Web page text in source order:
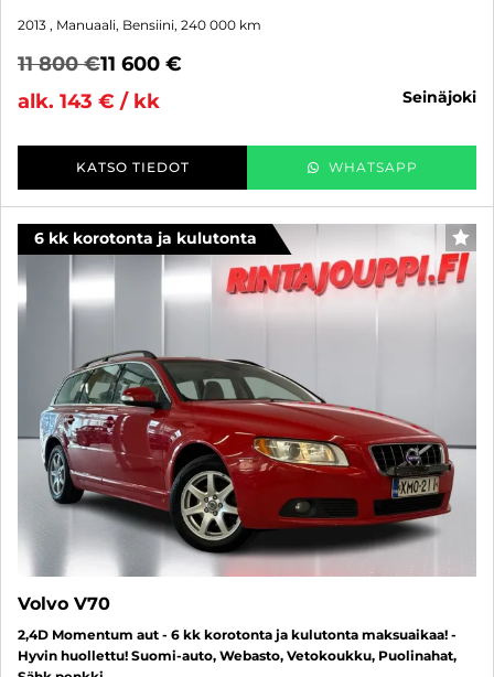
2013 , Manuaali, Bensiini, 240 000 km
11 800 €11 600 €
alk. 143 € / kk
seinäjoki
KATSO TIEDOT WHATSAPP
6 kk korotonta ja kulutonta
Volvo V70
2,4D Momentum aut - 6 kk korotonta ja kulutonta maksuaikaa! -
Hyvin huollettu! Suomi-auto, Webasto, Vetokoukku, Puolinahat,